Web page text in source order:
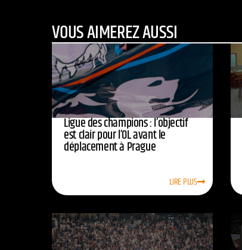
VOUS AIMEREZ AUSSI
Ligue des champions : l’objectif
est clair pour l’OL avant le
déplacement à Prague
LIRE PLUS